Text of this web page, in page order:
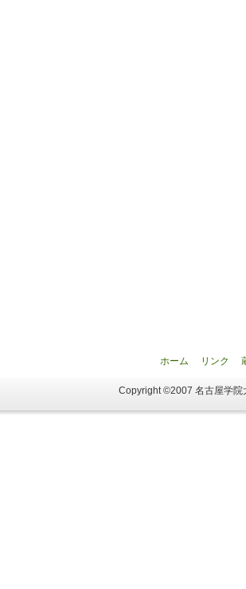
ホーム リンク
Copyright ©2007 名古屋学